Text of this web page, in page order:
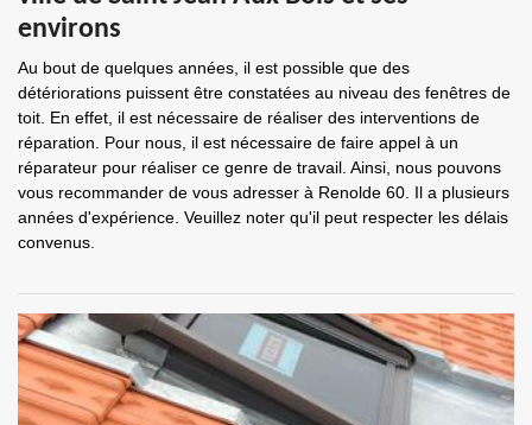
environs
Au bout de quelques années, il est possible que des
détériorations puissent être constatées au niveau des fenêtres de
toit. En effet, il est nécessaire de réaliser des interventions de
réparation. Pour nous, il est nécessaire de faire appel à un
réparateur pour réaliser ce genre de travail. Ainsi, nous pouvons
vous recommander de vous adresser à Renolde 60. Il a plusieurs
années d'expérience. Veuillez noter qu'il peut respecter les délais
convenus.